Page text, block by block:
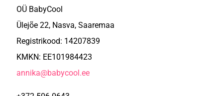
OÜ BabyCool
Ülejõe 22, Nasva, Saaremaa
Registrikood: 14207839
KMKN: EE101984423
annika@babycool.ee